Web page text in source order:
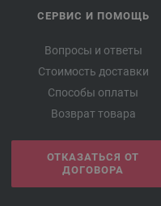
СЕРВИС И ПОМОЩЬ
Вопросы и ответы
Стоимость доставки
Способы оплаты
Возврат товара
ОТКАЗАТЬСЯ ОТ
ДОГОВОРА